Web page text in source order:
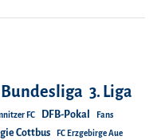
Bundesliga 3. Liga
FC DFB-Pokal Fans
Cottbus FC Erzgebirge Aue